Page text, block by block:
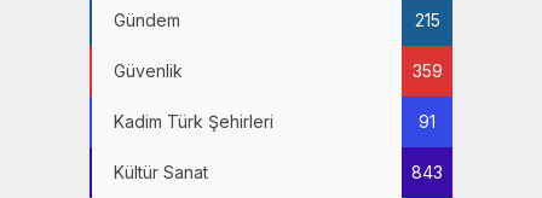
Gündem 215
Güvenlik 359
Kadim Türk Şehirleri 91
Kültür Sanat 843